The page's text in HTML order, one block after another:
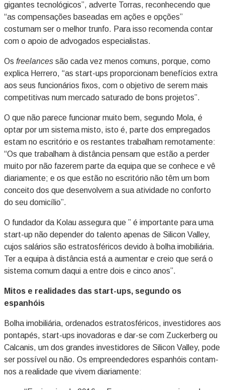
gigantes tecnológicos”, adverte Torras, reconhecendo que
“as compensações baseadas em ações e opções”
costumam ser o melhor trunfo. Para isso recomenda contar
com o apoio de advogados especialistas.
Os freelances são cada vez menos comuns, porque, como
explica Herrero, “as start-ups proporcionam benefícios extra
aos seus funcionários fixos, com o objetivo de serem mais
competitivas num mercado saturado de bons projetos”.
O que não parece funcionar muito bem, segundo Mola, é
optar por um sistema misto, isto é, parte dos empregados
estam no escritório e os restantes trabalham remotamente:
“Os que trabalham à distância pensam que estão a perder
muito por não fazerem parte da equipa que se conhece e vê
diariamente; e os que estão no escritório não têm um bom
conceito dos que desenvolvem a sua atividade no conforto
do seu domicílio”.
O fundador da Kolau assegura que ” é importante para uma
start-up não depender do talento apenas de Silicon Valley,
cujos salários são estratosféricos devido à bolha imobiliária.
Ter a equipa à distância está a aumentar e creio que será o
sistema comum daqui a entre dois e cinco anos”.
Mitos e realidades das start-ups, segundo os
espanhóis
Bolha imobiliária, ordenados estratosféricos, investidores aos
pontapés, start-ups inovadoras e dar-se com Zuckerberg ou
Calcanis, um dos grandes investidores de Silicon Valley, pode
ser possível ou não. Os empreendedores espanhóis contam-
nos a realidade que vivem diariamente: